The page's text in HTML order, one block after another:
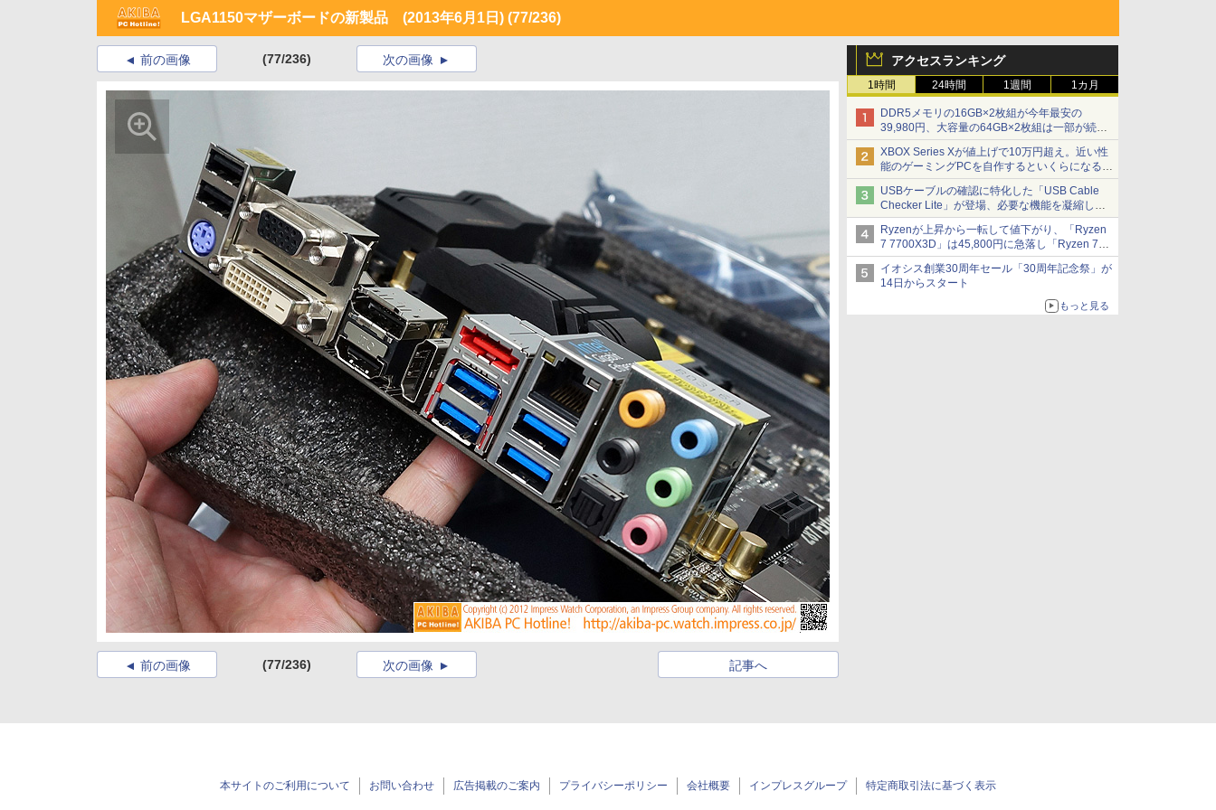
LGA1150マザーボードの新製品 (2013年6月1日) (77/236)
アクセスランキング
1時間 24時間 1週間 1カ月
DDR5メモリの16GB×2枚組が今年最安の
39,980円、大容量の64GB×2枚組は一部が続騰
[8月前半のメモリ価格]
XBOX Series Xが値上げで10万円超え。近い性
能のゲーミングPCを自作するといくらになる？
【石田賀津男の『酒の肴にPCゲーム』】
USBケーブルの確認に特化した「USB Cable
Checker Lite」が登場、必要な機能を凝縮しコ
ンパクトに 7日発売
Ryzenが上昇から一転して値下がり、「Ryzen
7 7700X3D」は45,800円に急落し「Ryzen 7
7800X3D」との価格逆転解消 [8月前半のCPU
価格]
イオシス創業30周年セール「30周年記念祭」が
14日からスタート
もっと見る
前の画像 (77/236) 次の画像
前の画像 (77/236) 記事へ
次の画像
本サイトのご利用について お問い合わせ 広告掲載のご案内 プライバシーポリシー 会社概要 インプレスグループ 特定商取引法に基づく表示